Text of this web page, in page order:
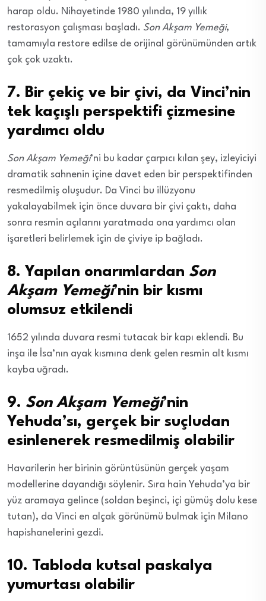
harap oldu. Nihayetinde 1980 yılında, 19 yıllık
restorasyon çalışması başladı. Son Akşam Yemeği,
tamamıyla restore edilse de orijinal görünümünden artık
çok çok uzaktı.
7. Bir çekiç ve bir çivi, da Vinci’nin
tek kaçışlı perspektifi çizmesine
yardımcı oldu
Son Akşam Yemeği’ni bu kadar çarpıcı kılan şey, izleyiciyi
dramatik sahnenin içine davet eden bir perspektifinden
resmedilmiş oluşudur. Da Vinci bu illüzyonu
yakalayabilmek için önce duvara bir çivi çaktı, daha
sonra resmin açılarını yaratmada ona yardımcı olan
işaretleri belirlemek için de çiviye ip bağladı.
8. Yapılan onarımlardan Son
Akşam Yemeği’nin bir kısmı
olumsuz etkilendi
1652 yılında duvara resmi tutacak bir kapı eklendi. Bu
inşa ile İsa’nın ayak kısmına denk gelen resmin alt kısmı
kayba uğradı.
9. Son Akşam Yemeği’nin
Yehuda’sı, gerçek bir suçludan
esinlenerek resmedilmiş olabilir
Havarilerin her birinin görüntüsünün gerçek yaşam
modellerine dayandığı söylenir. Sıra hain Yehuda’ya bir
yüz aramaya gelince (soldan beşinci, içi gümüş dolu kese
tutan), da Vinci en alçak görünümü bulmak için Milano
hapishanelerini gezdi.
10. Tabloda kutsal paskalya
yumurtası olabilir